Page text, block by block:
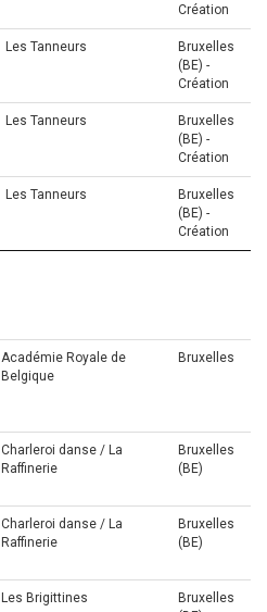
Création
Les Tanneurs
Bruxelles
(BE) -
Création
Les Tanneurs
Bruxelles
(BE) -
Création
Les Tanneurs
Bruxelles
(BE) -
Création
Académie Royale de
Belgique
Bruxelles
Charleroi danse / La
Raffinerie
Bruxelles
(BE)
Charleroi danse / La
Raffinerie
Bruxelles
(BE)
Les Brigittines
Bruxelles